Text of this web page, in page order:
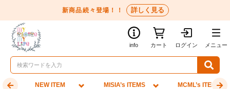
新商品続々登場！！ 詳しく見る
info カート ログイン メニュー
NEW ITEM MISIA’s ITEMS MCML’s ITEMS